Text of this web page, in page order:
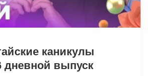
каникулы
дневной выпуск